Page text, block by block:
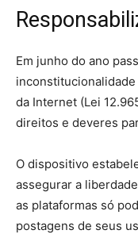
Em junho do ano
da Internet (Lei
direitos e deveres
O dispositivo
assegurar a
as plataformas só
postagens de seus